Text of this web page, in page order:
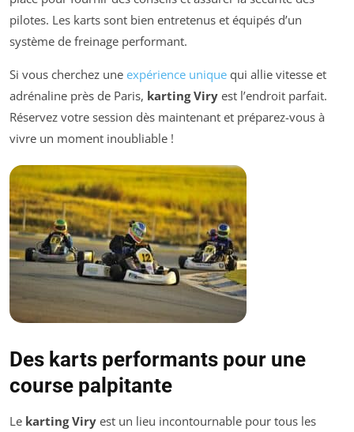
pilotes. Les karts sont bien entretenus et équipés d’un
système de freinage performant.
Si vous cherchez une expérience unique qui allie vitesse et
adrénaline près de Paris, karting Viry est l’endroit parfait.
Réservez votre session dès maintenant et préparez-vous à
vivre un moment inoubliable !
Des karts performants pour une
course palpitante
Le karting Viry est un lieu incontournable pour tous les